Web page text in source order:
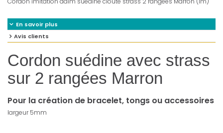
En savoir plus
Avis clients
Cordon suédine avec strass
sur 2 rangées Marron
Pour la création de bracelet, tongs ou accessoires
largeur 5mm